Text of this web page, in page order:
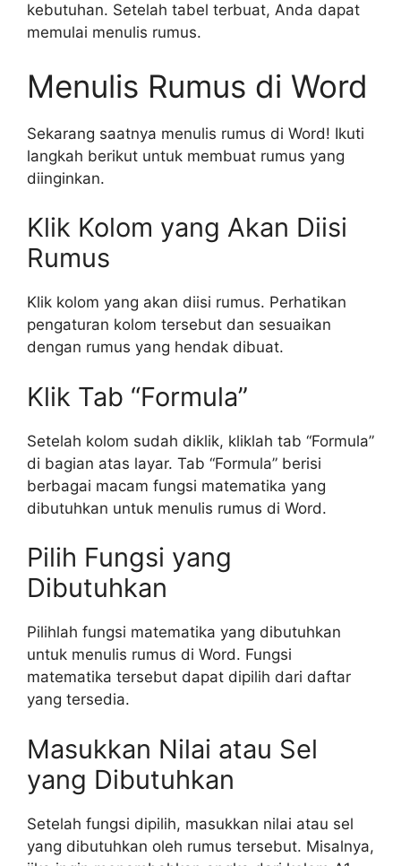
kebutuhan. Setelah tabel terbuat, Anda dapat
memulai menulis rumus.
Menulis Rumus di Word
Sekarang saatnya menulis rumus di Word! Ikuti
langkah berikut untuk membuat rumus yang
diinginkan.
Klik Kolom yang Akan Diisi
Rumus
Klik kolom yang akan diisi rumus. Perhatikan
pengaturan kolom tersebut dan sesuaikan
dengan rumus yang hendak dibuat.
Klik Tab “Formula”
Setelah kolom sudah diklik, kliklah tab “Formula”
di bagian atas layar. Tab “Formula” berisi
berbagai macam fungsi matematika yang
dibutuhkan untuk menulis rumus di Word.
Pilih Fungsi yang
Dibutuhkan
Pilihlah fungsi matematika yang dibutuhkan
untuk menulis rumus di Word. Fungsi
matematika tersebut dapat dipilih dari daftar
yang tersedia.
Masukkan Nilai atau Sel
yang Dibutuhkan
Setelah fungsi dipilih, masukkan nilai atau sel
yang dibutuhkan oleh rumus tersebut. Misalnya,